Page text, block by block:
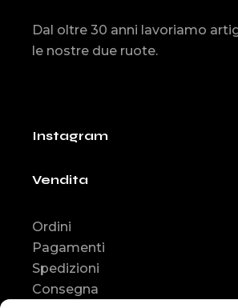
Dal oltre 30 anni lavoriamo
le nostre due ruote.
Instagram
Vendita
Ordini
Pagamenti
Spedizioni
Consegna